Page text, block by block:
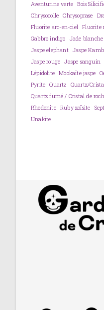
Aventurine verte
Bois
Chrysocolle
Chrysoprase
Fluorite arc-en-ciel Fluorite
Gabbro indigo
Jade blanche
Jaspe elephant Jaspe
Jaspe rouge
Jaspe sanguin
Lépidolite Mookaïte jaspe
Pyrite
Quartz Quartz/
Quartz fumé / Cristal de
Rhodonite Ruby zoïsite
Unakite